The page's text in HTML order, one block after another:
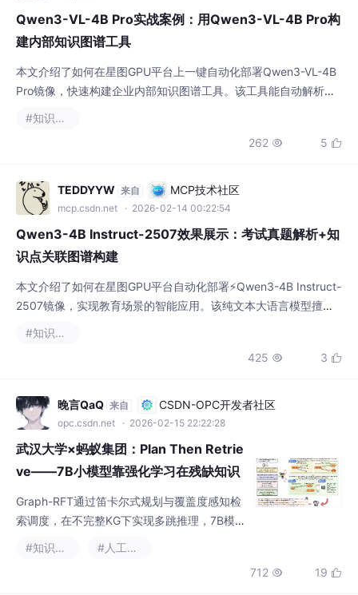
Qwen3-VL-4B Pro实战案例：用Qwen3-VL-4B Pro构
建内部知识图谱工具
本文介绍了如何在星图GPU平台上一键自动化部署Qwen3-VL-4B
Pro镜像，快速构建企业内部知识图谱工具。该工具能自动解析技
#知识图谱
262  5 
TEDDYYW 来自 MCP技术社区
mcp.csdn.net · 2026-02-14 00:22:54
Qwen3-4B Instruct-2507效果展示：考试真题解析+知
识点关联图谱构建
本文介绍了如何在星图GPU平台自动化部署⚡Qwen3-4B Instruct-
2507镜像，实现教育场景的智能应用。该纯文本大语言模型擅长
#知识图谱
425  3 
晚言QaQ 来自 CSDN-OPC开发者社区
opc.csdn.net · 2026-02-15 22:22:28
武汉大学×蚂蚁集团：Plan Then Retrie
ve——7B小模型靠强化学习在残缺知识
图谱上超越GPT-4
Graph-RFT通过笛卡尔式规划与覆盖度感知检
索调度，在不完整KG下实现多跳推理，7B模
#知识图谱
#人工智能
712  19 